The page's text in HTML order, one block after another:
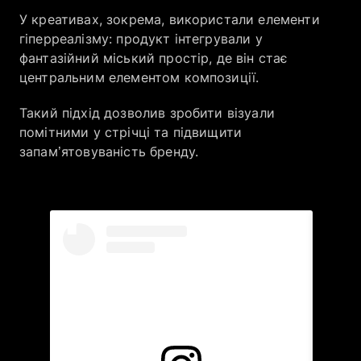
У креативах, зокрема, використали елементи
гіперреалізму: продукт інтегрували у
фантазійний міський простір, де він стає
центральним елементом композиції.
Такий підхід дозволив зробити візуали
помітними у стрічці та підвищити
запам’ятовуваність бренду.